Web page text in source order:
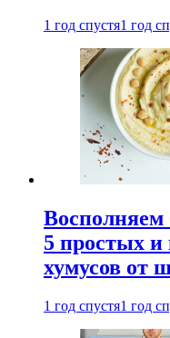
1 год спустя1 год
Восполняем
5 простых и
хумусов от
1 год спустя1 год